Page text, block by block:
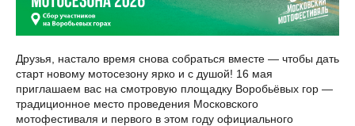
Друзья, настало время снова собраться вместе — чтобы дать
старт новому мотосезону ярко и с душой! 16 мая
приглашаем вас на смотровую площадку Воробьёвых гор —
традиционное место проведения Московского
мотофестиваля и первого в этом году официального